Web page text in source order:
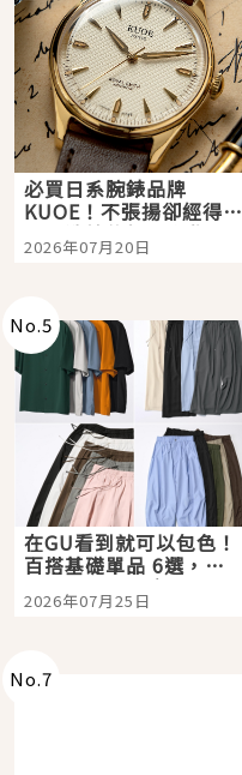
必買日系腕錶品牌
KUOE！不張揚卻經得起
時間洗鍊的經典之作五
選
2026年07月20日
No.5
在GU看到就可以包色！
百搭基礎單品 6選，閉
眼全收也不心疼
2026年07月25日
No.7